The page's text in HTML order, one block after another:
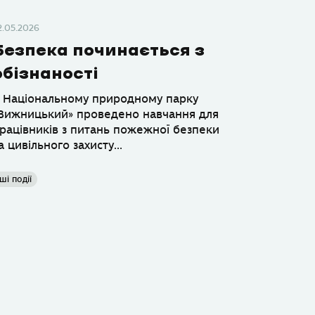
починається з
Національному природному парку
проведено навчання для
з питань пожежної безпеки
цивільного захисту...
події